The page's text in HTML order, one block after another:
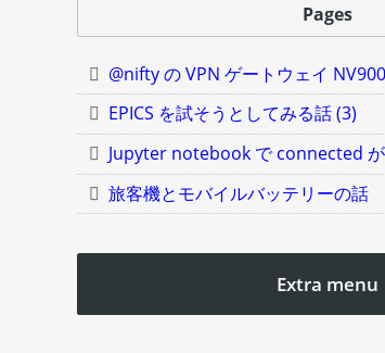
Pages
@nifty の VPN ゲートウェイ
EPICS を試そうとしてみる話 (3)
Jupyter notebook で connected
旅客機とモバイルバッテリーの話
Extra menu